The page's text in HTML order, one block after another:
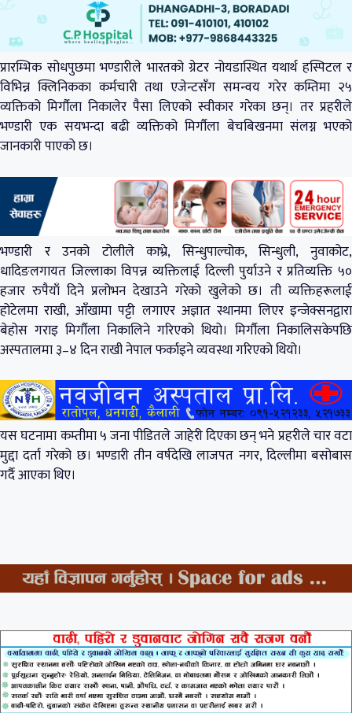
प्रारम्भिक सोधपुछमा भण्डारीले भारतको ग्रेटर नोयडास्थित यथार्थ हस्पिटल र
विभिन्न क्लिनिकका कर्मचारी तथा एजेन्टसँग समन्वय गरेर कम्तिमा २५
व्यक्तिको मिर्गौला निकालेर पैसा लिएको स्वीकार गरेका छन्। तर प्रहरीले
भण्डारी एक सयभन्दा बढी व्यक्तिको मिर्गौला बेचबिखनमा संलग्न भएको
जानकारी पाएको छ।
भण्डारी र उनको टोलीले काभ्रे, सिन्धुपाल्चोक, सिन्धुली, नुवाकोट,
धादिङलगायत जिल्लाका विपन्न व्यक्तिलाई दिल्ली पुर्याउने र प्रतिव्यक्ति ५०
हजार रुपैयाँ दिने प्रलोभन देखाउने गरेको खुलेको छ। ती व्यक्तिहरूलाई
होटेलमा राखी, आँखामा पट्टी लगाएर अज्ञात स्थानमा लिएर इन्जेक्सनद्वारा
बेहोस गराइ मिर्गौला निकालिने गरिएको थियो। मिर्गौला निकालिसकेपछि
अस्पतालमा ३–४ दिन राखी नेपाल फर्काइने व्यवस्था गरिएको थियो।
यस घटनामा कम्तीमा ५ जना पीडितले जाहेरी दिएका छन् भने प्रहरीले चार वटा
मुद्दा दर्ता गरेको छ। भण्डारी तीन वर्षदेखि लाजपत नगर, दिल्लीमा बसोबास
गर्दै आएका थिए।